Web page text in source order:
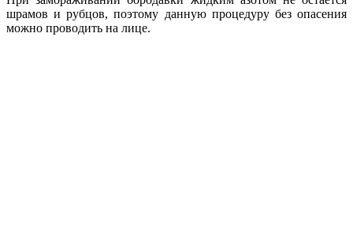
шрамов и рубцов, поэтому данную процедуру без опасения
можно проводить на лице.